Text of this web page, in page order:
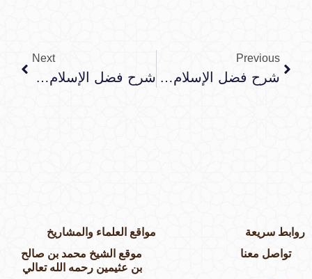
Previous
شرح فضل الإسلام جمادى الأولى ١٤٤٥
Next
شرح فضل الإسلام جمادى الأولى ١٤٤٥
سريعة
تواصل معنا
مواقع العلماء والمشاريخ
موقع الشيخ محمد بن صالح
بن عثيمين رحمه الله تعالي